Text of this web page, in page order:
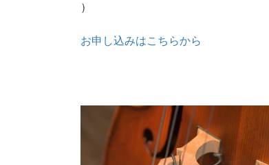
）
お申し込みはこちらから